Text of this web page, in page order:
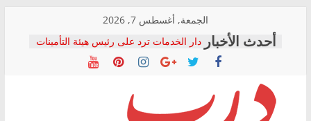
content
الجمعة, أغسطس 7, 2026
دار الخدمات ترد على رئيس هيئة التأمينات
بعد مؤتمره الصحفي: إنكار الأزمة لا ينهي
معاناة أصحاب المعاشات.. ونطالب بكشف
فرحات سليمان يكتب: القطاع الصحي إلى
أين؟